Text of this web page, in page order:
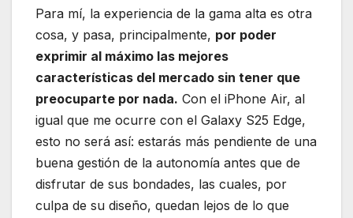
Para mí, la experiencia de la gama alta es otra
cosa, y pasa, principalmente, por poder
exprimir al máximo las mejores
características del mercado sin tener que
preocuparte por nada. Con el iPhone Air, al
igual que me ocurre con el Galaxy S25 Edge,
esto no será así: estarás más pendiente de una
buena gestión de la autonomía antes que de
disfrutar de sus bondades, las cuales, por
culpa de su diseño, quedan lejos de lo que